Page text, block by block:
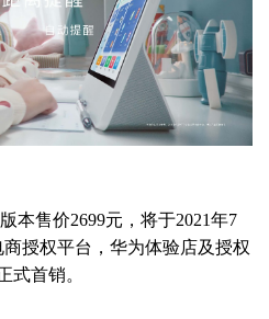
本售价2699元，将于2021年7
授权平台，华为体验店及授权
式首销。